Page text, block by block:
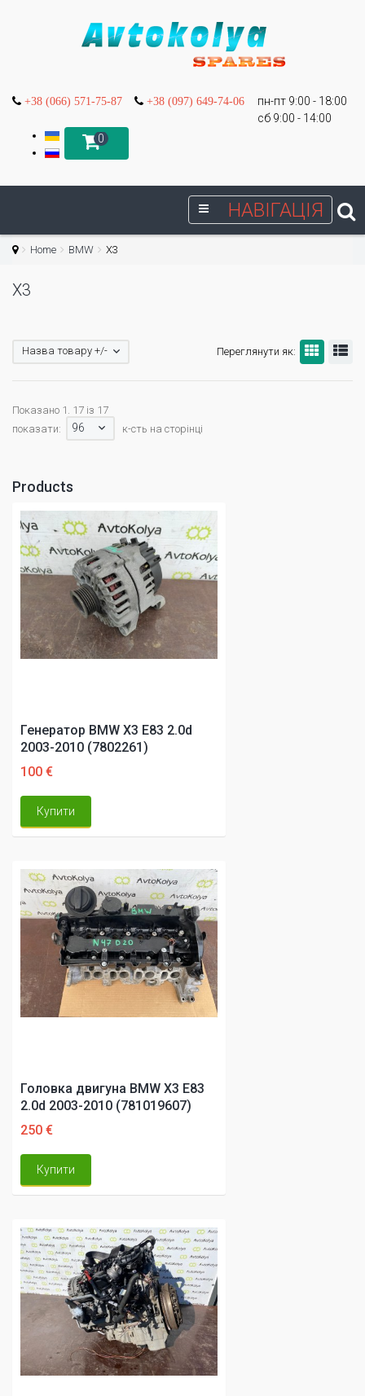
+38 (066) 571-75-87 +38 (097) 649-74-06
пн-пт 9:00 - 18:00
сб 9:00 - 14:00
0
НАВІГАЦІЯ
Home BMW X3
X3
Переглянути як:
Назва товару +/-
Показано 1. 17 із 17
показати:
96 к-сть на сторінці
Products
Генератор BMW X3 E83 2.0d
2003-2010 (7802261)
100 €
Купити
Головка двигуна BMW X3 E83
2.0d 2003-2010 (781019607)
250 €
Купити